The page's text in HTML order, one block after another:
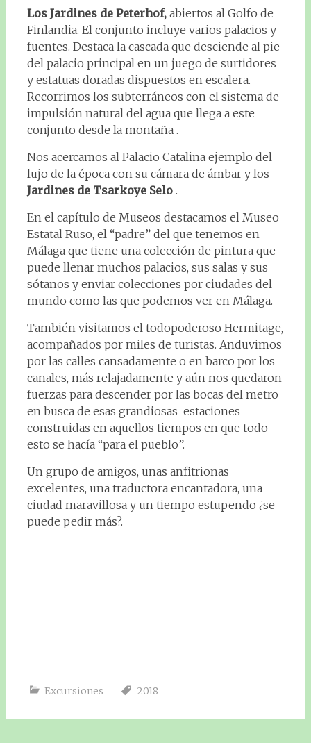
Los Jardines de Peterhof,abiertos al Golfo de
Finlandia. El conjunto incluye varios palacios y
fuentes. Destaca la cascada que desciende al pie
del palacio principal en un juego de surtidores
y estatuas doradas dispuestos en escalera.
Recorrimos los subterráneos con el sistema de
impulsión natural del agua que llega a este
conjunto desde la montaña .
Nos acercamos al Palacio Catalina ejemplo del
lujo de la época con su cámara de ámbar y los
Jardines de Tsarkoye Selo.
En el capítulo de Museos destacamos el Museo
Estatal Ruso, el “padre” del que tenemos en
Málaga que tiene una colección de pintura que
puede llenar muchos palacios, sus salas y sus
sótanos y enviar colecciones por ciudades del
mundo como las que podemos ver en Málaga.
También visitamos el todopoderoso Hermitage,
acompañados por miles de turistas. Anduvimos
por las calles cansadamente o en barco por los
canales, más relajadamente y aún nos quedaron
fuerzas para descender por las bocas del metro
en busca de esas grandiosas estaciones
construidas en aquellos tiempos en que todo
esto se hacía “para el pueblo”.
Un grupo de amigos, unas anfitrionas
excelentes, una traductora encantadora, una
ciudad maravillosa y un tiempo estupendo ¿se
puede pedir más?.
Excursiones 2018